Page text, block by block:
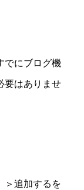
でにブログ機
要はありませ
＞追加するを